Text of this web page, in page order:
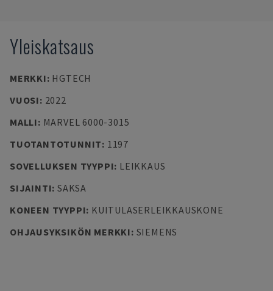
Yleiskatsaus
MERKKI: HGTECH
VUOSI: 2022
MALLI: MARVEL 6000-3015
TUOTANTOTUNNIT: 1197
SOVELLUKSEN TYYPPI: LEIKKAUS
SIJAINTI: SAKSA
KONEEN TYYPPI: KUITULASERLEIKKAUSKONE
OHJAUSYKSIKÖN MERKKI: SIEMENS